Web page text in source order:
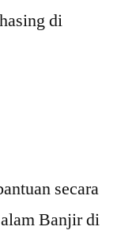
di
secara
Banjir di